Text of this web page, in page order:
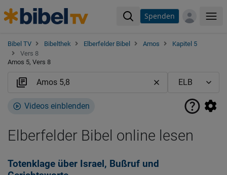
Spenden
Bibel TV Bibelthek Elberfelder Bibel Amos
Kapitel 5
Vers 8
Amos 5, Vers 8
Videos einblenden
Elberfelder Bibel online lesen
Totenklage über Israel, Bußruf und